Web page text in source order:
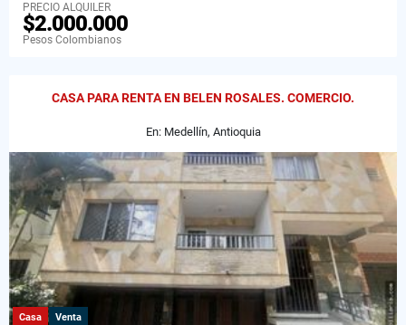
PRECIO ALQUILER
$2.000.000
Pesos Colombianos
CASA PARA RENTA EN BELEN ROSALES. COMERCIO.
En: Medellín, Antioquia
Casa Venta